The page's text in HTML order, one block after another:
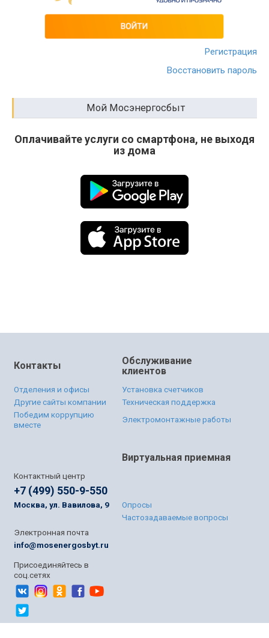
Регистрация
Восстановить пароль
Мой Мосэнергосбыт
Оплачивайте услуги со смартфона, не выходя
из дома
Контакты
Обслуживание
клиентов
Отделения и офисы
Установка счетчиков
Другие сайты компании
Техническая поддержка
Победим коррупцию
вместе
Электромонтажные работы
Виртуальная приемная
Контактный центр
+7 (499) 550-9-550
Москва, ул. Вавилова, 9
Опросы
Частозадаваемые вопросы
Электронная почта
info@mosenergosbyt.ru
Присоединяйтесь в
соц.сетях